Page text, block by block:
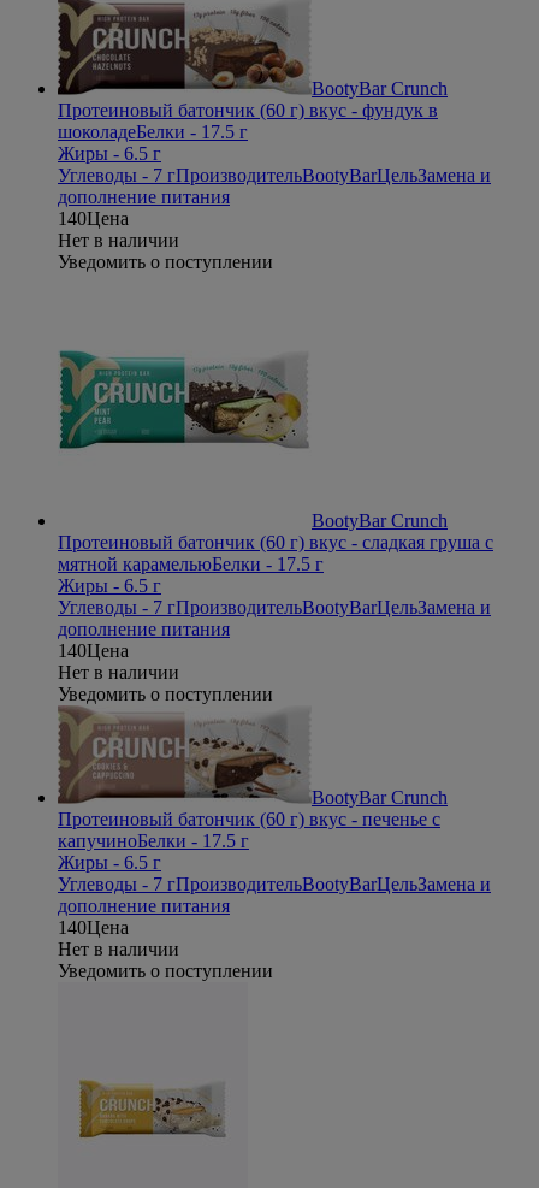
BootyBar Crunch
Протеиновый батончик (60 г) вкус - фундук в
шоколадеБелки - 17.5 г
Жиры - 6.5 г
Углеводы - 7 гПроизводительBootyBarЦельЗамена и
дополнение питания
140Цена
Нет в наличии
Уведомить о поступлении
BootyBar Crunch
Протеиновый батончик (60 г) вкус - сладкая груша с
мятной карамельюБелки - 17.5 г
Жиры - 6.5 г
Углеводы - 7 гПроизводительBootyBarЦельЗамена и
дополнение питания
140Цена
Нет в наличии
Уведомить о поступлении
BootyBar Crunch
Протеиновый батончик (60 г) вкус - печенье с
капучиноБелки - 17.5 г
Жиры - 6.5 г
Углеводы - 7 гПроизводительBootyBarЦельЗамена и
дополнение питания
140Цена
Нет в наличии
Уведомить о поступлении